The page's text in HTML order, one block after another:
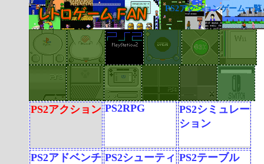
PS2アクションゲーム一覧
PS2アクション PS2RPG
PS2シミュレー
ション
PS2アドベンチ PS2シューティ PS2テーブル